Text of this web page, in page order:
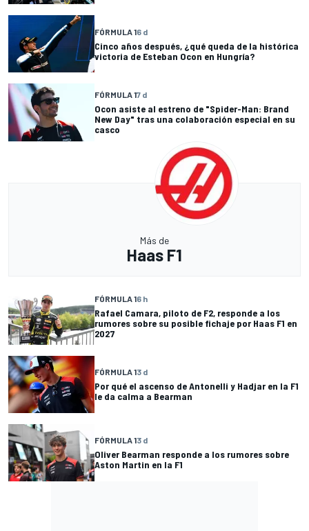
FÓRMULA 16 d
Cinco años después, ¿qué queda de la histórica
victoria de Esteban Ocon en Hungría?
FÓRMULA 17 d
Ocon asiste al estreno de "Spider-Man: Brand
New Day" tras una colaboración especial en su
casco
Más de
Haas F1
FÓRMULA 16 h
Rafael Camara, piloto de F2, responde a los
rumores sobre su posible fichaje por Haas F1 en
2027
FÓRMULA 13 d
Por qué el ascenso de Antonelli y Hadjar en la F1
le da calma a Bearman
FÓRMULA 13 d
Oliver Bearman responde a los rumores sobre
Aston Martin en la F1